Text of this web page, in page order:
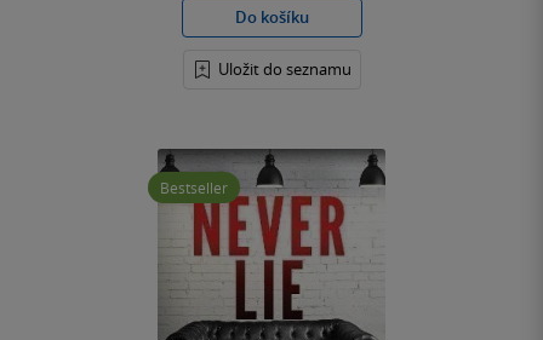
Do košíku
Uložit do seznamu
Bestseller